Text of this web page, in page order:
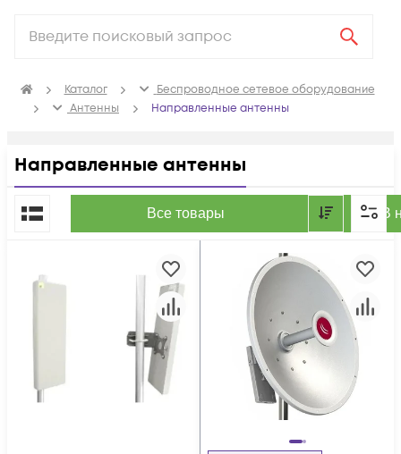
Каталог
Беспроводное сетевое оборудование
Антенны
Направленные антенны
Направленные антенны
Все товары В
По популярности